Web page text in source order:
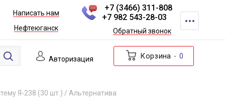
Написать нам
Нефтеюганск
+7 (3466) 311-808
+7 982 543-28-03
Обратный звонок
Авторизация Корзина 0
Я-238 (30 шт.) / Альтернатива